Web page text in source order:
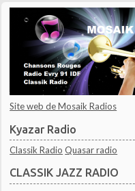
Site web de Mosaik Radios
Kyazar Radio
Classik Radio Quasar radio
CLASSIK JAZZ RADIO